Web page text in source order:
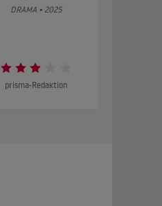
DRAMA • 2025
prisma-Redaktion